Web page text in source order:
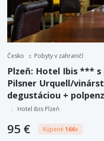
Česko Pobyty v zahraničí
Plzeň: Hotel Ibis ***
Pilsner Urquell/
degustáciou +
Hotel ibis Plzeň
95 € Kúpené 166x